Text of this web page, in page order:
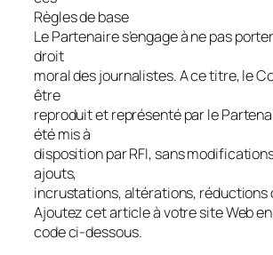
Règles de base
Le Partenaire s’engage à ne pas
droit
moral des journalistes. A ce titre, le
être
reproduit et représenté par le
été mis à
disposition par RFI, sans
ajouts,
incrustations, altérations, réductions
Ajoutez cet article à votre site Web
code ci-dessous.